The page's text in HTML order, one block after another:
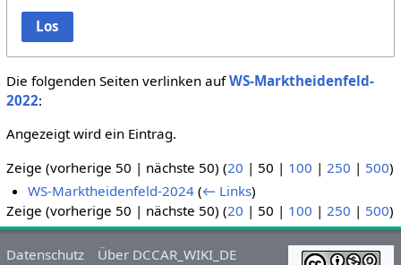
Los
Die folgenden Seiten verlinken aufWS-Marktheidenfeld-
2022:
Angezeigt wird ein Eintrag.
Zeige (vorherige 50 | nächste 50) (20 | 50 | 100 | 250 | 500)
WS-Marktheidenfeld-2024 (← Links)
Zeige (vorherige 50 | nächste 50) (20 | 50 | 100 | 250 | 500)
Datenschutz Über DCCAR_WIKI_DE